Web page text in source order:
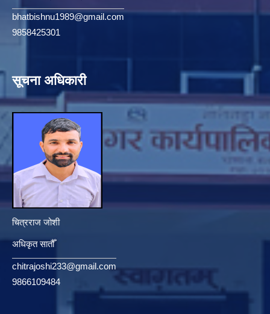
bhatbishnu1989@gmail.com
9858425301
सूचना अधिकारी
चित्रराज जोशी
अधिकृत सातौँ
chitrajoshi233@gmail.com
9866109484